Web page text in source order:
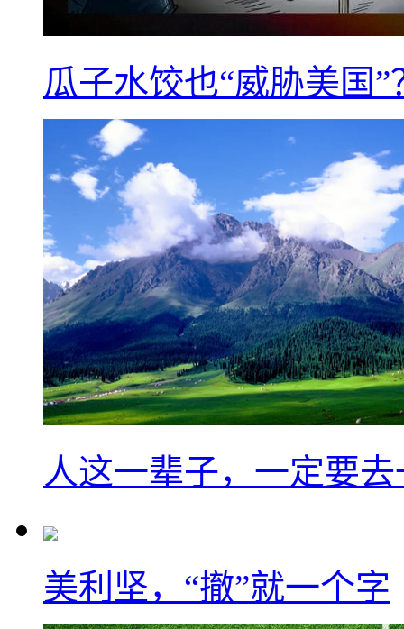
瓜子水饺也“威胁美国”
人这一辈子，一定要
美利坚，“撤”就一个字